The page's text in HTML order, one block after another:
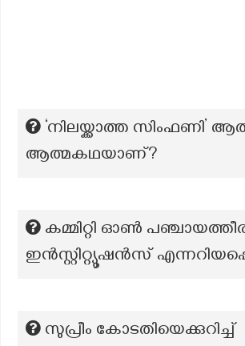
‘നിലയ്ക്കാത്ത സിംഫണി’
ആത്മകഥയാണ്?
കമ്മിറ്റി ഓൺ
ഇൻസ്റ്റിറ്റ്യൂഷൻസ്
സുപ്രീം കോടതിയെക്കുറിച്ച്